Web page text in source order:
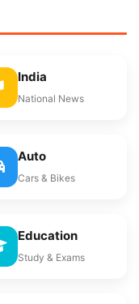
India
National News
Auto
Cars & Bikes
Education
Study & Exams